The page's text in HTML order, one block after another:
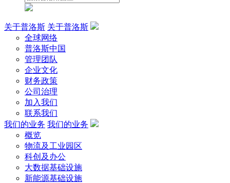
关于普洛斯 关于普洛斯
全球网络
普洛斯中国
管理团队
企业文化
财务政策
公司治理
加入我们
联系我们
我们的业务 我们的业务
概览
物流及工业园区
科创及办公
大数据基础设施
新能源基础设施